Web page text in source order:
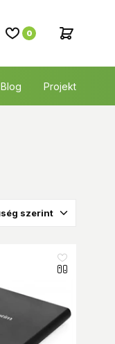
0
Blog Projekt